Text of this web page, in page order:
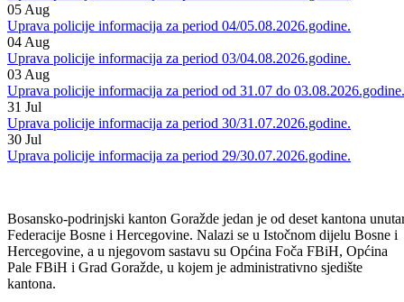
Informacije MUP-a
06Aug
Uprava policije informacija za period 05/06.08.2026.godine.
05Aug
Uprava policije informacija za period 04/05.08.2026.godine.
04Aug
Uprava policije informacija za period 03/04.08.2026.godine.
03Aug
Uprava policije informacija za period od 31.07 do 03.08.2026.godine.
31 Jul